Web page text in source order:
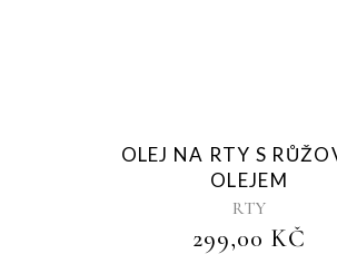
OLEJ NA RTY S
OLEJEM
RTY
299,00 KČ